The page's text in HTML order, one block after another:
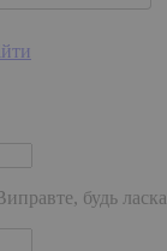
будь ласка